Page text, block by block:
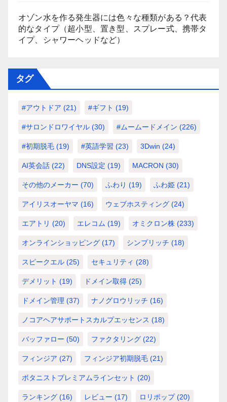
オゾン水を作る発生器には色々な種類がある？代表
的なタイプ（超小型、置き型、スプレー式、携帯タ
イプ、シャワーヘッドなど）
タグ
#アウトドア (21) #ギフト (19)
#サロンドロワイヤル (30) #ムームードメイン (226)
#初期脱毛 (19) #英語学習 (23) 3Dwin (24)
AI英会話 (22) DNS設定 (19) MACRON (30)
その他のメーカー (70) ふわり (19) ふわ姫 (21)
アイリスオーヤマ (16) ウェブホスティング (24)
エアトリ (20) エレコム (19) オミクロン株 (233)
オンラインショッピング (17) シンプリッチ (18)
スピークエル (25) セキュリティ (28)
デメリット (19) ドメイン取得 (25)
ドメイン管理 (37) ナノグロウリッチ (16)
ノコアヘアサポートスカルプエッセンス (18)
バッファロー (50) ファクタリング (22)
フィンジア (27) フィンジア初期脱毛 (21)
ボタニストプレミアムラインセット (20)
ランキング (16) レビュー (17) ロリポップ(20)